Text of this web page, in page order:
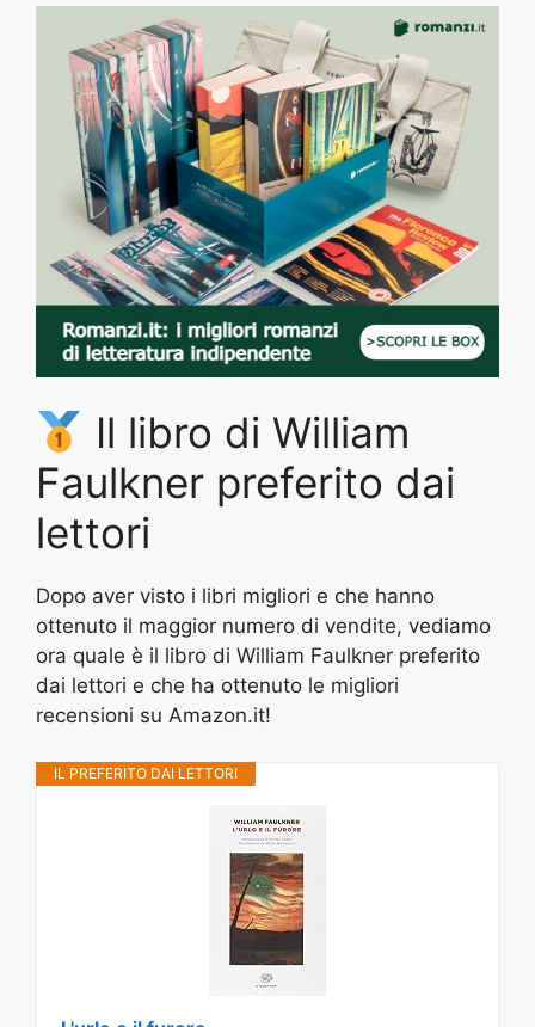
Il libro di William
Faulkner preferito dai
lettori
Dopo aver visto i libri migliori e che hanno
ottenuto il maggior numero di vendite, vediamo
ora quale è il libro di William Faulkner preferito
dai lettori e che ha ottenuto le migliori
recensioni su Amazon.it!
IL PREFERITO DAI LETTORI